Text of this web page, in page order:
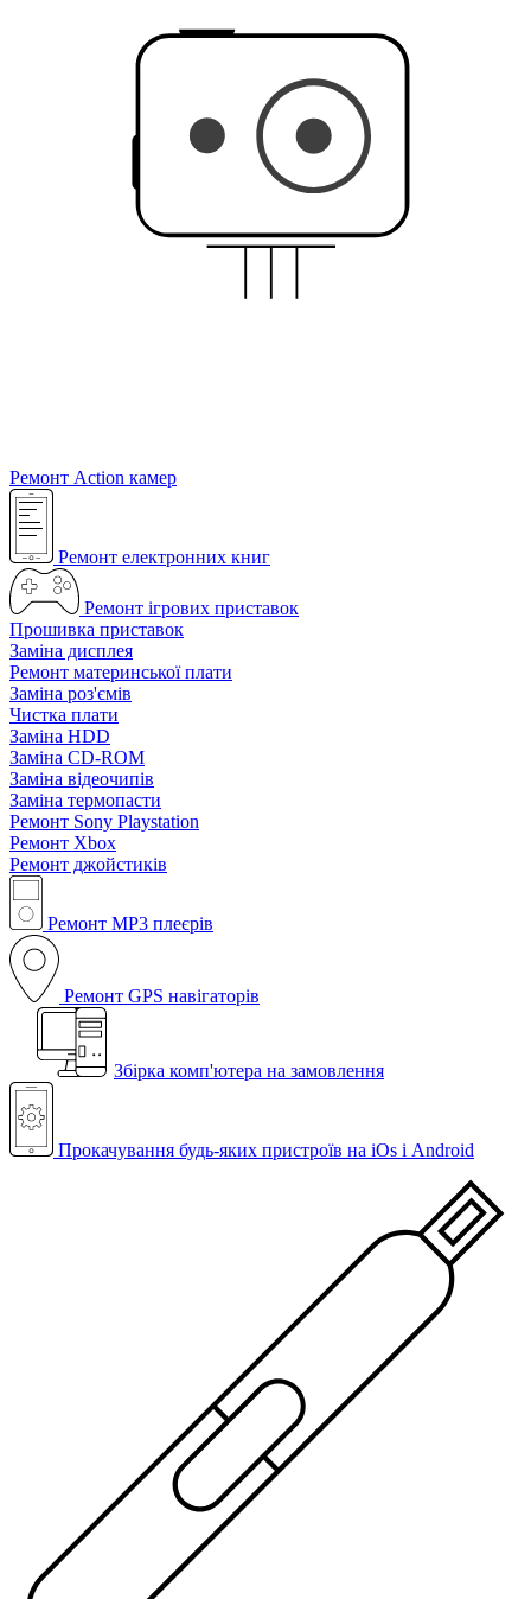
Ремонт Action камер
Ремонт електронних книг
Ремонт ігрових приставок
Прошивка приставок
Заміна дисплея
Ремонт материнської плати
Заміна роз'ємів
Чистка плати
Заміна HDD
Заміна CD-ROM
Заміна відеочипів
Заміна термопасти
Ремонт Sony Playstation
Ремонт Xbox
Ремонт джойстиків
Ремонт MP3 плеєрів
Ремонт GPS навігаторів
Збірка комп'ютера на замовлення
Прокачування будь-яких пристроїв на iOs і Android